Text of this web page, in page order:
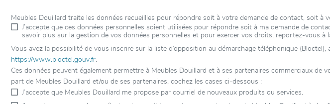
Meubles Douillard traite les données recueillies pour répondre soit à votre demande de contact, soit
J’accepte que ces données personnelles soient utilisées pour répondre soit à ma demande de
savoir plus sur la gestion de vos données personnelles et pour exercer vos droits, reportez-vous à
Vous avez la possibilité de vous inscrire sur la liste d’opposition au démarchage téléphonique
https://www.bloctel.gouv.fr.
Ces données peuvent également permettre à Meubles Douillard et à ses partenaires commerciaux
part de Meubles Douillard et/ou de ses partenaires, cochez les cases ci-dessous :
J’accepte que Meubles Douillard me propose par courriel de nouveaux produits ou services.